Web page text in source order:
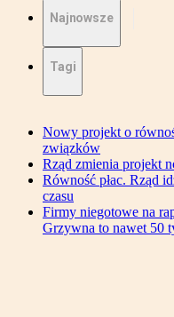
Najnowsze
Tagi
Nowy projekt o
związków
Rząd zmienia projekt
Równość płac. Rząd
czasu
Firmy niegotowe na
Grzywna to nawet 50